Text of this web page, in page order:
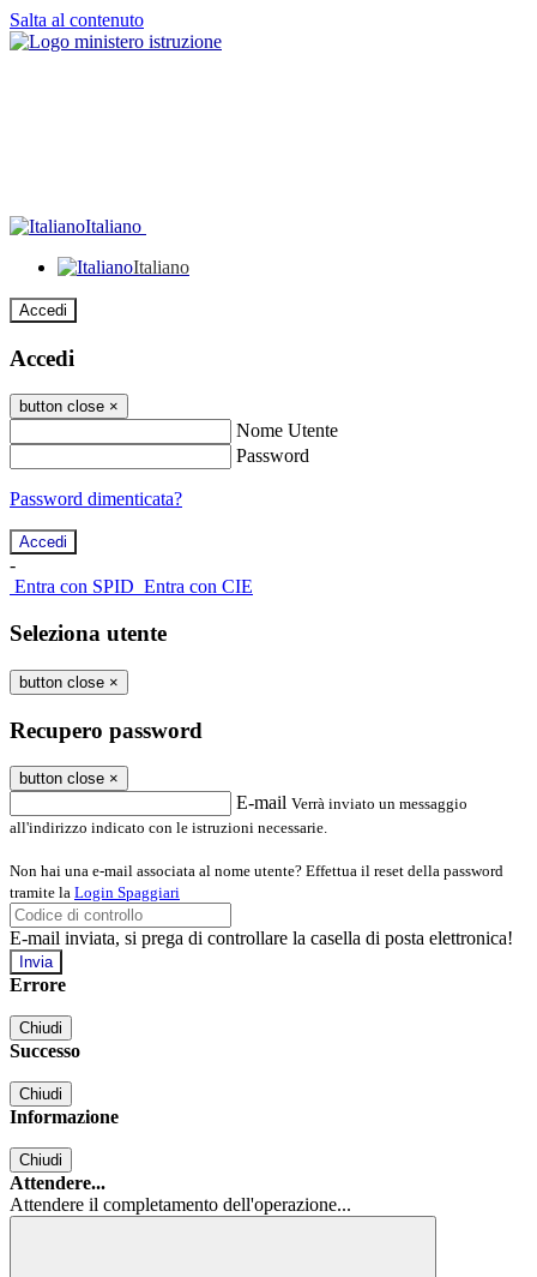
Salta al contenuto
Italiano
Italiano
Accedi
Accedi
button close ×
Nome Utente
Password
Password dimenticata?
-
Entra con SPID Entra con CIE
Seleziona utente
button close ×
Recupero password
button close ×
E-mail Verrà inviato un messaggio
all'indirizzo indicato con le istruzioni necessarie.
Non hai una e-mail associata al nome utente? Effettua il reset della password
tramite la Login Spaggiari
E-mail inviata, si prega di controllare la casella di posta elettronica!
Errore
Chiudi
Successo
Chiudi
Informazione
Chiudi
Attendere...
Attendere il completamento dell'operazione...